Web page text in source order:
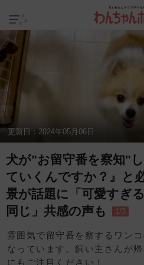
更新日： 2024年05月06日
犬が"お留守番を察知"
ていくんですか？』と
景が話題に「可愛すぎ
同じ」共感の声も
1/3
雰囲気で留守番を察するワン
なっています。飼い主さんが
にもご注目ください！